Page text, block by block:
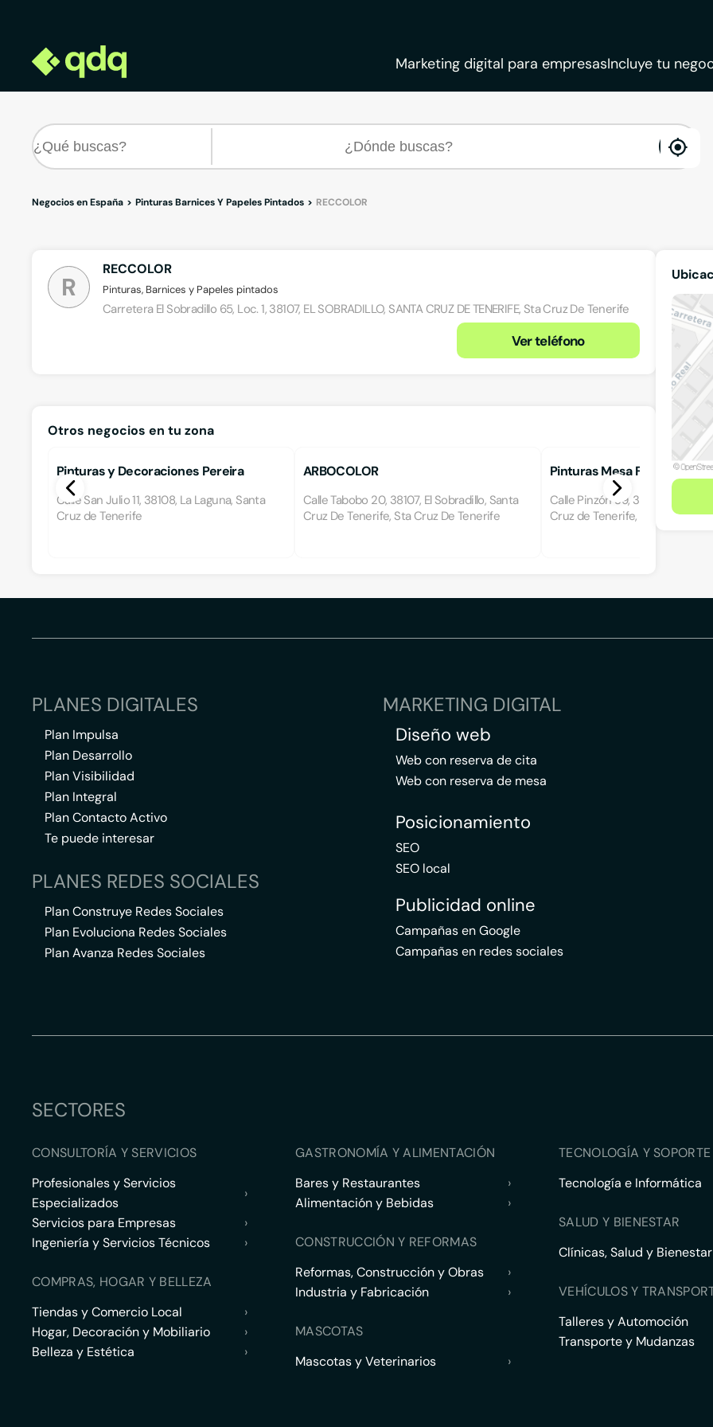
Marketing digital para empresasIncluye tu
Negocios en España Pinturas Barnices Y Papeles Pintados RECCOLOR
R
RECCOLOR
Pinturas, Barnices y Papeles pintados
Carretera El Sobradillo 65, Loc. 1, 38107, EL SOBRADILLO, SANTA CRUZ DE TENERIFE, Sta Cruz De Tenerife
Ver teléfono
Otros negocios en tu zona
Pinturas y Decoraciones Pereira
Calle San Julio 11, 38108, La Laguna, Santa
Cruz de Tenerife
ARBOCOLOR
Calle Tabobo 20, 38107, El Sobradillo, Santa
Cruz De Tenerife, Sta Cruz De Tenerife
Pinturas Mesa Fumero
Calle Pinzón 39, 38107, El
Cruz de Tenerife, Santa Cruz
PLANES DIGITALES
Plan Impulsa
Plan Desarrollo
Plan Visibilidad
Plan Integral
Plan Contacto Activo
Te puede interesar
PLANES REDES SOCIALES
Plan Construye Redes Sociales
Plan Evoluciona Redes Sociales
Plan Avanza Redes Sociales
MARKETING DIGITAL
Diseño web
Web con reserva de cita
Web con reserva de mesa
Posicionamiento
SEO
SEO local
Publicidad online
Campañas en Google
Campañas en redes sociales
SECTORES
CONSULTORÍA Y SERVICIOS
Profesionales y Servicios
Especializados
›
Servicios para Empresas
›
Ingeniería y Servicios Técnicos
›
COMPRAS, HOGAR Y BELLEZA
Tiendas y Comercio Local
›
Hogar, Decoración y Mobiliario
›
Belleza y Estética
›
GASTRONOMÍA Y ALIMENTACIÓN
Bares y Restaurantes
›
Alimentación y Bebidas
›
CONSTRUCCIÓN Y REFORMAS
Reformas, Construcción y Obras
›
Industria y Fabricación
›
MASCOTAS
Mascotas y Veterinarios
›
TECNOLOGÍA Y
Tecnología e Informática
SALUD Y BIENESTAR
Clínicas, Salud y Bienestar
VEHÍCULOS Y
Talleres y Automoción
Transporte y Mudanzas